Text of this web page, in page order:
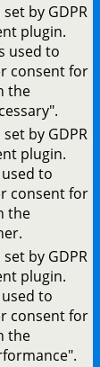
by GDPR
plugin.
used to
consent for
the
by GDPR
plugin.
to
consent for
the
by GDPR
plugin.
to
consent for
the